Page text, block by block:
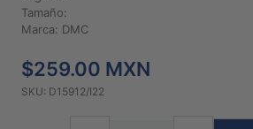
2026
Para
Bordar
Tamaño:
Marca: DMC
$259.00 MXN
SKU: D15912/I22